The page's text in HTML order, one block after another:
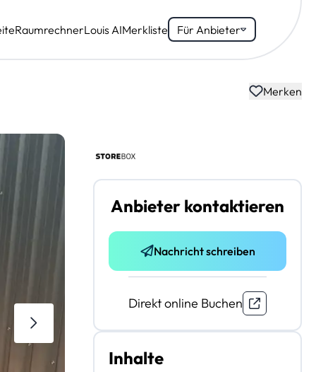
RaumrechnerLouis AIMerkliste Für Anbieter
Merken
Anbieter kontaktieren
Nachricht schreiben
Direkt online Buchen
Inhalte